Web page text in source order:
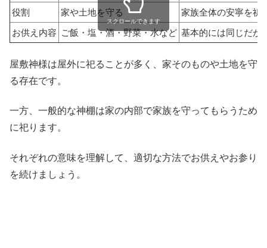
役割
家や土地を守る
家族全体の安寧を祈
お供え内容 ご飯・塩・酒・野菜・水など 基本的には同じだが
スクロールできます
屋敷神様は屋外に祀ることが多く、家そのものや土地を守
る存在です。
一方、一般的な神棚は家の内部で家族を守ってもらうため
に祀ります。
それぞれの意味を理解して、適切な方法でお供えやお参り
を続けましょう。